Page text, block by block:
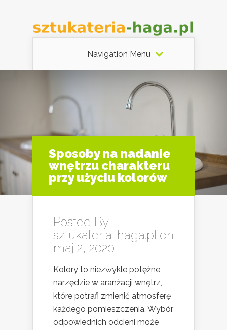
Navigation Menu
Sposoby na nadanie
wnętrzu charakteru
przy użyciu kolorów
Posted By
sztukateria-haga.plon
maj 2, 2020 |
Kolory to niezwykle potężne
narzędzie w aranżacji wnętrz,
które potrafi zmienić atmosferę
każdego pomieszczenia. Wybór
odpowiednich odcieni może